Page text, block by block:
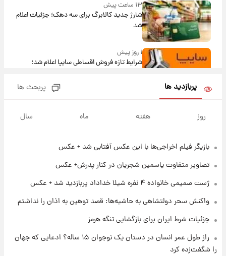
۱۳ ساعت پیش
شارژ جدید کالابرگ برای سه دهک؛ جزئیات اعلام
شد
۱ روز پیش
شرایط تازه فروش اقساطی سایپا اعلام شد؛
قیمت سکه و طلا فردا
۱۹ ساعت پیش
فال قهوه روزانه پنجشنبه ۱۵ مرداد ماه ۱۴۰۵
۲۱ ساعت پیش
پربازدید ها پربحث ها
روز هفته ماه سال
بازیگر فیلم اخراجی‌ها با این عکس آفتابی شد + عکس
تصاویر متفاوت یاسمین شجریان در کنار پدرش+ عکس
ژست صمیمی خانواده ۴ نفره شیلا خداداد پربازدید شد + عکس
واکنش سحر دولتشاهی به حاشیه‌ها: قصد توهین به اذان را نداشتم
جزئیات شرط ایران برای بازگشایی تنگه هرمز
راز طول عمر انسان در دستان یک نوجوان ۱۵ ساله؟ ادعایی که جهان
را شگفت‌زده کرد